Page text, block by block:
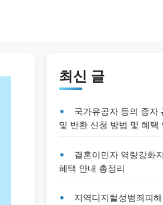
최신 글
국가유공자 등의 종자
및 반환 신청 방법 및 혜택
결혼이민자 역량강화
혜택 안내 총정리
지역디지털성범죄피